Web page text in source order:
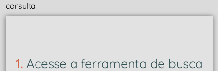
consulta:
1. Acesse a ferramenta de busca